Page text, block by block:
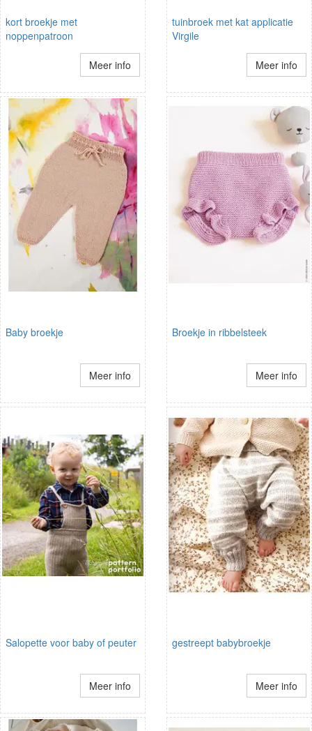
kort broekje met
noppenpatroon
Meer info
tuinbroek met kat applicatie
Virgile
Meer info
Baby broekje
Meer info
Broekje in ribbelsteek
Meer info
Salopette voor baby of peuter
Meer info
gestreept babybroekje
Meer info